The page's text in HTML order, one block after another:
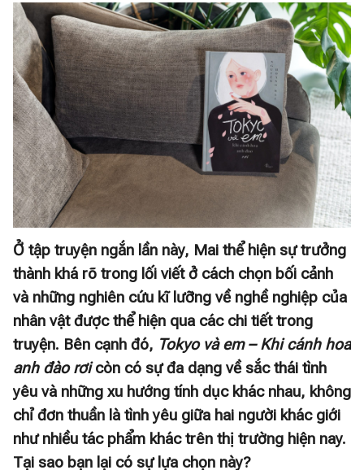
Ở tập truyện ngắn lần này, Mai thể hiện sự trưởng
thành khá rõ trong lối viết ở cách chọn bối cảnh
và những nghiên cứu kĩ lưỡng về nghề nghiệp của
nhân vật được thể hiện qua các chi tiết trong
truyện. Bên cạnh đó, Tokyo và em – Khi cánh hoa
anh đào rơicòn có sự đa dạng về sắc thái tình
yêu và những xu hướng tính dục khác nhau, không
chỉ đơn thuần là tình yêu giữa hai người khác giới
như nhiều tác phẩm khác trên thị trường hiện nay.
Tại sao bạn lại có sự lựa chọn này?